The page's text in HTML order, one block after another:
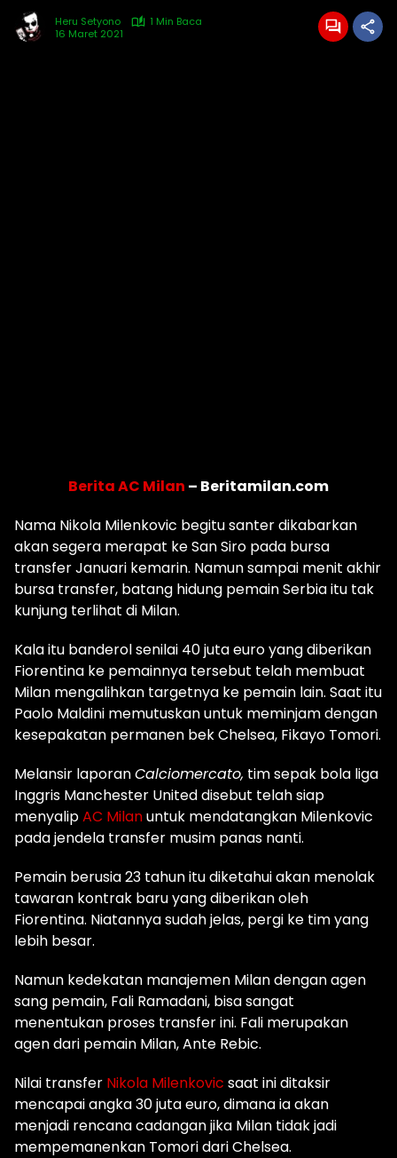
Heru Setyono
1 Min Baca
16 Maret 2021
Berita AC Milan – Beritamilan.com
Nama Nikola Milenkovic begitu santer dikabarkan
akan segera merapat ke San Siro pada bursa
transfer Januari kemarin. Namun sampai menit akhir
bursa transfer, batang hidung pemain Serbia itu tak
kunjung terlihat di Milan.
Kala itu banderol senilai 40 juta euro yang diberikan
Fiorentina ke pemainnya tersebut telah membuat
Milan mengalihkan targetnya ke pemain lain. Saat itu
Paolo Maldini memutuskan untuk meminjam dengan
kesepakatan permanen bek Chelsea, Fikayo Tomori.
Melansir laporanCalciomercato, tim sepak bola liga
Inggris Manchester United disebut telah siap
menyalipAC Milanuntuk mendatangkan Milenkovic
pada jendela transfer musim panas nanti.
Pemain berusia 23 tahun itu diketahui akan menolak
tawaran kontrak baru yang diberikan oleh
Fiorentina. Niatannya sudah jelas, pergi ke tim yang
lebih besar.
Namun kedekatan manajemen Milan dengan agen
sang pemain, Fali Ramadani, bisa sangat
menentukan proses transfer ini. Fali merupakan
agen dari pemain Milan, Ante Rebic.
Nilai transfer Nikola Milenkovic saat ini ditaksir
mencapai angka 30 juta euro, dimana ia akan
menjadi rencana cadangan jika Milan tidak jadi
mempemanenkan Tomori dari Chelsea.